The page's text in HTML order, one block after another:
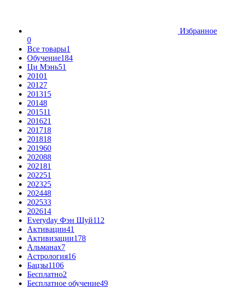
Избранное
0
Все товары1
Обучение184
Ци Мэнь51
20101
20127
201315
20148
201511
201621
201718
201818
201960
202088
202181
202251
202325
202448
202533
202614
Everyday Фэн Шуй112
Активации41
Активизации178
Альманах7
Астрология16
Бацзы1106
Бесплатно2
Бесплатное обучение49